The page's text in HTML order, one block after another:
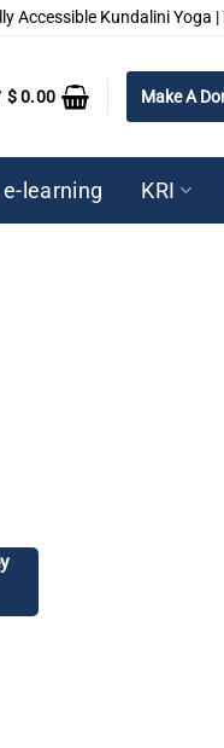
Accessible Kundalini Yoga
$0.00 Make A
learning KRI